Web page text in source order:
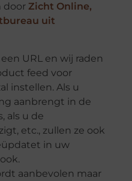
door Zicht Online,
uit
URL en wij raden
feed voor
instellen. Als u
aanbrengt in de
als u de
etc., zullen ze ook
in uw
aanbevolen maar